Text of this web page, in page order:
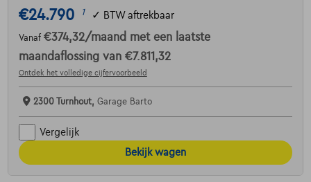
€24.790 1 ✓ BTW aftrekbaar
Vanaf €374,32/maand met een laatste
maandaflossing van €7.811,32
Ontdek het volledige cijfervoorbeeld
2300 Turnhout, Garage Barto
Vergelijk
Bekijk wagen